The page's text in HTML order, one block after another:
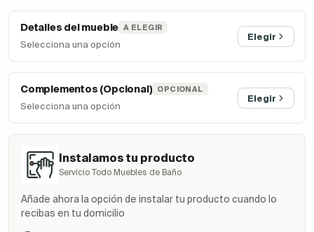
Detalles del mueble A ELEGIR
Selecciona una opción
Elegir
Complementos (Opcional) OPCIONAL
Selecciona una opción
Elegir
Instalamos tu producto
Servicio Todo Muebles de Baño
Añade ahora la opción de instalar tu producto cuando lo
recibas en tu domicilio